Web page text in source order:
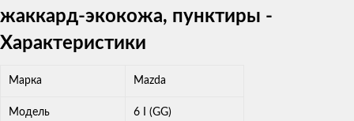
жаккард-экокожа, пунктиры -
Характеристики
Марка Mazda
Модель 6 I (GG)